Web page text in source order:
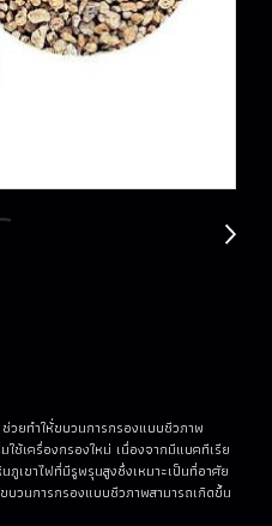
วยทำให้่ขบวนการกรองแบบชีวภาพ
ใช้เครื่องกรองใหม่ เนื่องจากมีแบคทีเรีย
เขาไฟที่มีรูพรุนสูงซึ่งเหมาะเป็นที่อาศัย
วนการกรองแบบชีวภาพสามารถเกิดขึ้น